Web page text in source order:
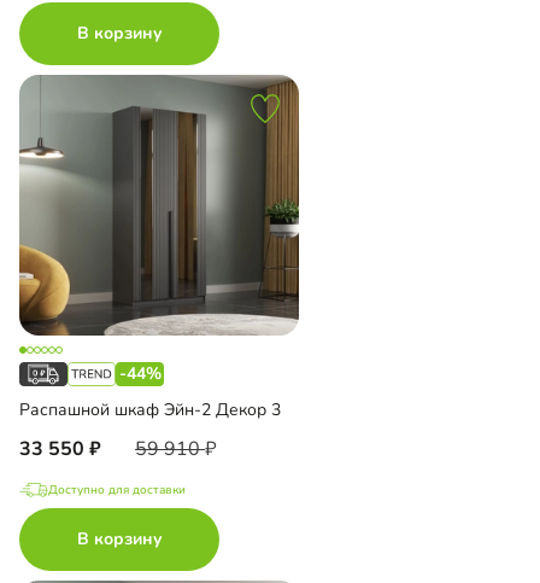
В корзину
-44%
Распашной шкаф Эйн-2 Декор 3
33 550 59 910
Доступно для доставки
В корзину